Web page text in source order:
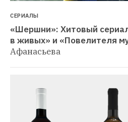
СЕРИАЛЫ
«Шершни»: Хитовый
в живых» и «Повелителя
Афанасьева